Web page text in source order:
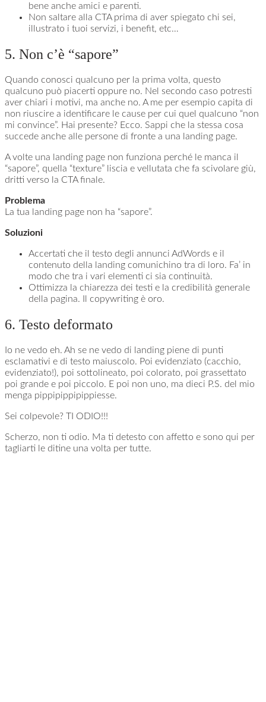
bene anche amici e parenti.
Non saltare alla CTA prima di aver spiegato chi sei,
illustrato i tuoi servizi, i benefit, etc…
5. Non c’è “sapore”
Quando conosci qualcuno per la prima volta, questo
qualcuno può piacerti oppure no. Nel secondo caso potresti
aver chiari i motivi, ma anche no. A me per esempio capita di
non riuscire a identificare le cause per cui quel qualcuno “non
mi convince”. Hai presente? Ecco. Sappi che la stessa cosa
succede anche alle persone di fronte a una landing page.
A volte una landing page non funziona perché le manca il
“sapore”, quella “texture” liscia e vellutata che fa scivolare giù,
dritti verso la CTA finale.
Problema
La tua landing page non ha “sapore”.
Soluzioni
Accertati che il testo degli annunci AdWords e il
contenuto della landing comunichino tra di loro. Fa’ in
modo che tra i vari elementi ci sia continuità.
Ottimizza la chiarezza dei testi e la credibilità generale
della pagina. Il copywriting è oro.
6. Testo deformato
Io ne vedo eh. Ah se ne vedo di landing piene di punti
esclamativi e di testo maiuscolo. Poi evidenziato (cacchio,
evidenziato!), poi sottolineato, poi colorato, poi grassettato
poi grande e poi piccolo. E poi non uno, ma dieci P.S. del mio
menga pippipippipippiesse.
Sei colpevole? TI ODIO!!!
Scherzo, non ti odio. Ma ti detesto con affetto e sono qui per
tagliarti le ditine una volta per tutte.